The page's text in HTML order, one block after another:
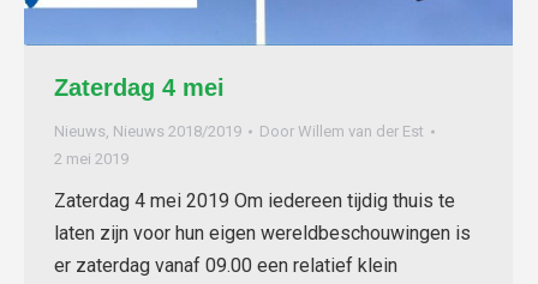
Zaterdag 4 mei
Nieuws, Nieuws 2018/2019 Door Willem van der Est
2 mei 2019
Zaterdag 4 mei 2019 Om iedereen tijdig thuis te
laten zijn voor hun eigen wereldbeschouwingen is
er zaterdag vanaf 09.00 een relatief klein